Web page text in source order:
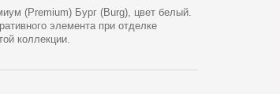
(Premium) Бург (Burg), цвет белый.
элемента при отделке
коллекции.